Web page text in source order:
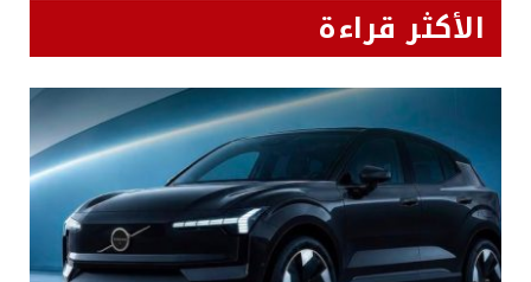
الأكثر قراءة